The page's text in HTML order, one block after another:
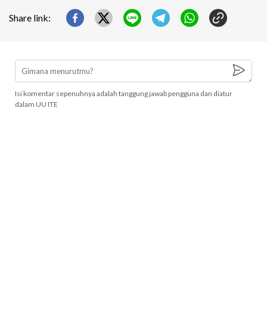
Share link:
Isi komentar sepenuhnya adalah tanggung jawab pengguna dan diatur
dalam UU ITE